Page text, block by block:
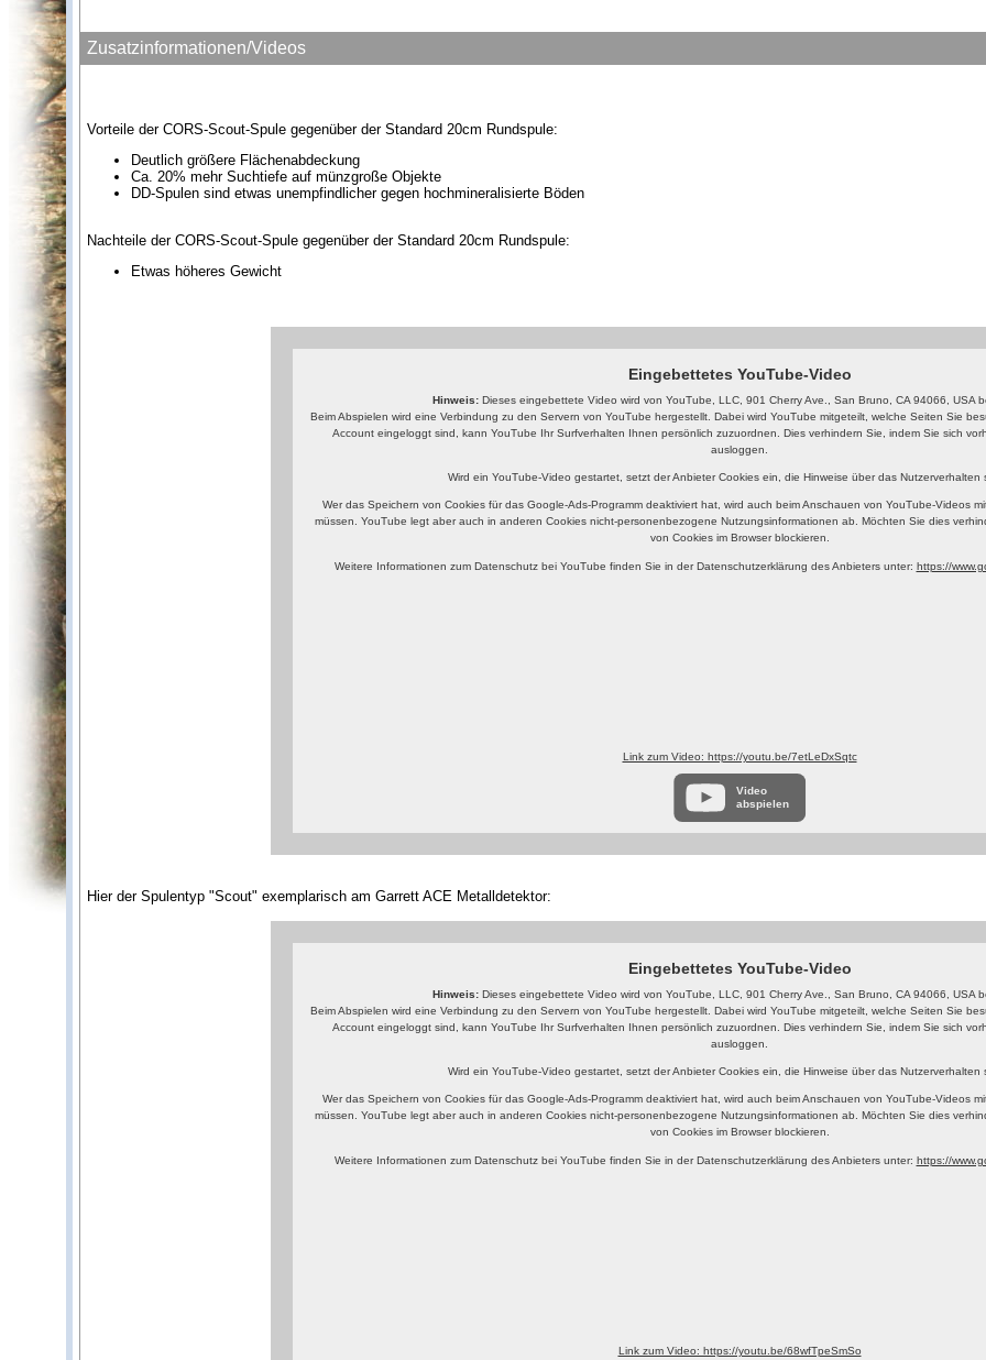
Zusatzinformationen/Videos
Vorteile der CORS-Scout-Spule gegenüber der Standard 20cm Rundspule:
Deutlich größere Flächenabdeckung
Ca. 20% mehr Suchtiefe auf münzgroße Objekte
DD-Spulen sind etwas unempfindlicher gegen hochmineralisierte Böden
Nachteile der CORS-Scout-Spule gegenüber der Standard 20cm Rundspule:
Etwas höheres Gewicht
Eingebettetes YouTube-Video
Hinweis: Dieses eingebettete Video wird von YouTube, LLC, 901 Cherry Ave., San Bruno, CA 94066, USA
Beim Abspielen wird eine Verbindung zu den Servern von YouTube hergestellt. Dabei wird YouTube mitgeteilt, welche Seiten Sie
Account eingeloggt sind, kann YouTube Ihr Surfverhalten Ihnen persönlich zuzuordnen. Dies verhindern Sie, indem Sie sich
ausloggen.
Wird ein YouTube-Video gestartet, setzt der Anbieter Cookies ein, die Hinweise über das Nutzerverhalten
Wer das Speichern von Cookies für das Google-Ads-Programm deaktiviert hat, wird auch beim Anschauen von YouTube-Videos
müssen. YouTube legt aber auch in anderen Cookies nicht-personenbezogene Nutzungsinformationen ab. Möchten Sie dies
von Cookies im Browser blockieren.
Weitere Informationen zum Datenschutz bei YouTube finden Sie in der Datenschutzerklärung des Anbieters unter: https://
Link zum Video: https://youtu.be/7etLeDxSqtc
Video
abspielen
Hier der Spulentyp "Scout" exemplarisch am Garrett ACE Metalldetektor:
Eingebettetes YouTube-Video
Hinweis: Dieses eingebettete Video wird von YouTube, LLC, 901 Cherry Ave., San Bruno, CA 94066, USA
Beim Abspielen wird eine Verbindung zu den Servern von YouTube hergestellt. Dabei wird YouTube mitgeteilt, welche Seiten Sie
Account eingeloggt sind, kann YouTube Ihr Surfverhalten Ihnen persönlich zuzuordnen. Dies verhindern Sie, indem Sie sich
ausloggen.
Wird ein YouTube-Video gestartet, setzt der Anbieter Cookies ein, die Hinweise über das Nutzerverhalten
Wer das Speichern von Cookies für das Google-Ads-Programm deaktiviert hat, wird auch beim Anschauen von YouTube-Videos
müssen. YouTube legt aber auch in anderen Cookies nicht-personenbezogene Nutzungsinformationen ab. Möchten Sie dies
von Cookies im Browser blockieren.
Weitere Informationen zum Datenschutz bei YouTube finden Sie in der Datenschutzerklärung des Anbieters unter: https://
Link zum Video: https://youtu.be/68wfTpeSmSo